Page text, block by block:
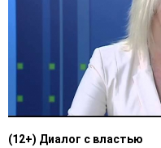
(12+) Диалог с властью